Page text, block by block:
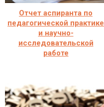
Отчет аспиранта по
педагогической практике
и научно-
исследовательской
работе